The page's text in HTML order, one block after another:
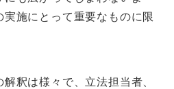
施にとって重要なものに限
釈は様々で、立法担当者、